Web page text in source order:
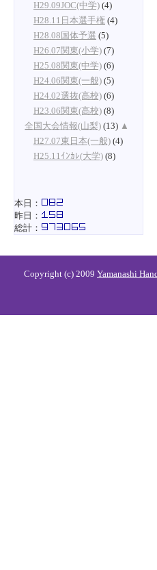
H29.09JOC(中学) (4)
H28.11日本選手権 (4)
H28.08国体予選 (5)
H26.07関東(小学) (7)
H25.08関東(中学) (6)
H24.06関東(一般) (5)
H24.02選抜(高校) (6)
H23.06関東(高校) (8)
全国大会情報(山梨) (13) ▲
H27.07東日本(一般) (4)
H25.11ｲﾝｶﾚ(大学) (8)
本日：
昨日：
総計：
Copyright (c) 2009 Yamanashi